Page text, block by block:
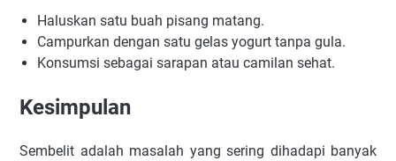
Haluskan satu buah pisang matang.
Campurkan dengan satu gelas yogurt tanpa gula.
Konsumsi sebagai sarapan atau camilan sehat.
Kesimpulan
Sembelit adalah masalah yang sering dihadapi banyak